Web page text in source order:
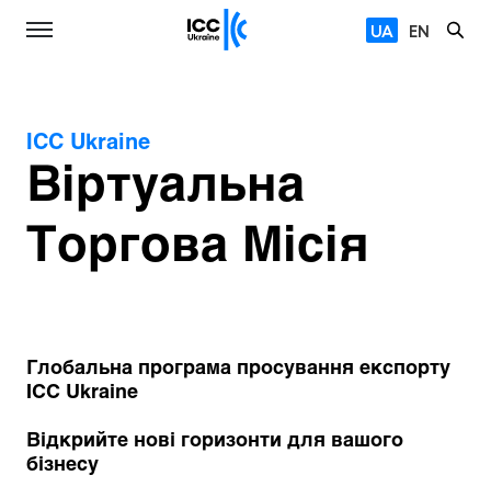
UA EN
ICC Ukraine
Віртуальна
Торгова Місія
Глобальна програма просування експорту
ICC Ukraine
Відкрийте нові горизонти для вашого
бізнесу